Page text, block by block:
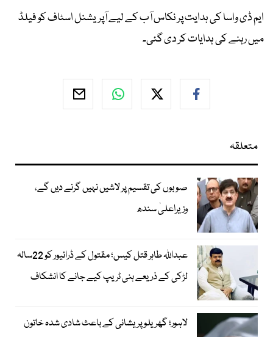
ایم ڈی واسا کی ہدایت پر نکاس آب کے لیے آپریشنل اسٹاف کو فیلڈ
میں رہنے کی ہدایات کر دی گئی۔
متعلقہ
صوبوں کی تقسیم پر لاشیں نہیں گرنے دیں گے،
وزیراعلیٰ سندھ
عبداللہ طاہر قتل کیس؛ مقتول کے ڈرائیور کو 22سالہ
لڑکی کے ذریعے ہنی ٹریپ کیے جانے کا انشکاف
لاہور؛ گھریلو پریشانی کے باعث شادی شدہ خاتون